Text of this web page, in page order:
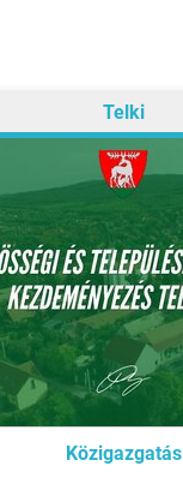
Telki
Közigazgatás